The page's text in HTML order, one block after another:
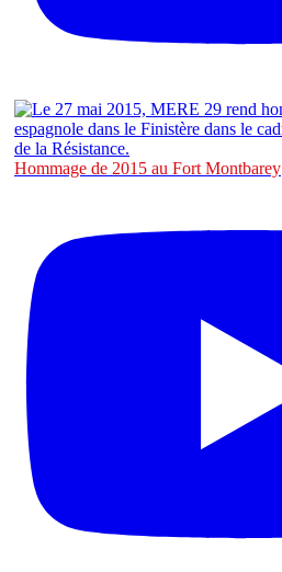
Hommage de 2015 au Fort Montbarey